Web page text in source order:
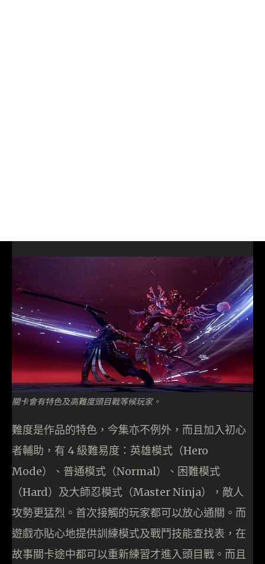
關卡會有特色及高難度頭目戰等候玩家。
難度是作品的特色，今集亦不例外，而且加入初心
者輔助，有 4 級難易度：英雄模式（Hero
Mode）、普通模式（Normal）、困難模式
（Hard）及大師忍模式（Master Ninja），敵人
攻勢更猛烈。首次接觸的玩家都可以放心通關。而
遊戲亦貼心地提供訓練模式及戰鬥技能查找表，在
故事關卡途中都可以重新練習才進入頭目戰。而且